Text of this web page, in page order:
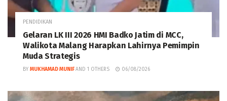
PENDIDIKAN
Gelaran LK III 2026 HMI Badko Jatim di MCC,
Walikota Malang Harapkan Lahirnya Pemimpin
Muda Strategis
BY MUKHAMAD MUNIF AND 1 OTHERS 06/08/2026